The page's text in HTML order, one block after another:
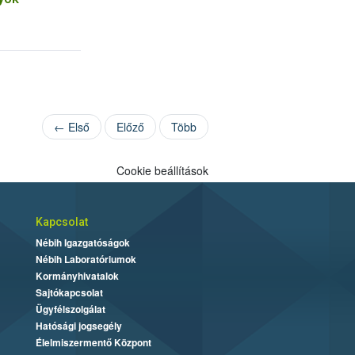
← Első Előző Több
Cookie beállítások
Kapcsolat
Nébih Igazgatóságok
Nébih Laboratóriumok
Kormányhivatalok
Sajtókapcsolat
Ügyfélszolgálat
Hatósági jogsegély
Élelmiszermentő Központ